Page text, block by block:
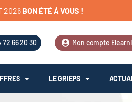
2026 BON ÉTÉÀ VOUS !
72 66 20 30 Mon compte
LE GRIEPS